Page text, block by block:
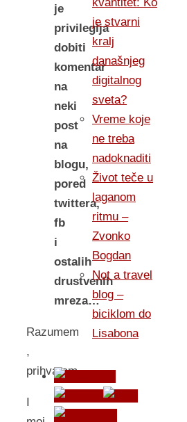
je
privilegija
dobiti
komentar
na
neki
post
na
blogu,
pored
twittera,
fb
i
ostalih
drustvenih
mreza…
Razumem
,
prihvatam.
I
je stvarni
kralj
današnjeg
digitalnog
sveta?
Vreme koje
ne treba
nadoknaditi
Život teče u
laganom
ritmu –
Zvonko
Bogdan
Not a travel
blog –
biciklom do
Lisabona